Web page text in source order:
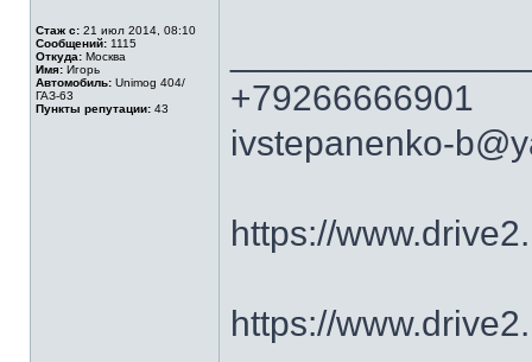
Стаж с: 21 июл 2014, 08:10
Сообщений: 1115
Откуда: Москва
Имя: Игорь
Автомобиль: Unimog 404/
ГАЗ-63
Пункты репутации: 43
+79266666901
ivstepanenko-
https://
https://